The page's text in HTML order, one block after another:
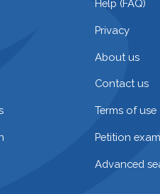
Help (FAQ)
Privacy
About us
Contact us
Terms of use
Petition
Advanced